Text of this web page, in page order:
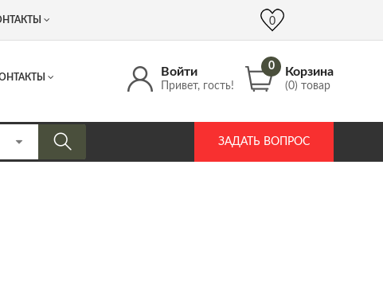
+7 (917) 537 17 16 info@DrozdPcp.ru
Войти
Привет, гость!
0 Корзина
(0) товар
ЗАДАТЬ ВОПРОС
0